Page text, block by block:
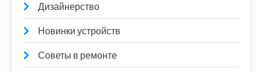
Дизайнерство
Новинки устройств
Советы в ремонте